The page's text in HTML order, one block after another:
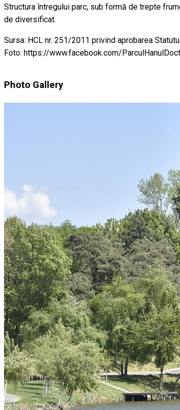
Structura întregului parc, sub formă de trepte
de diversificat.
Sursa: HCL nr. 251/2011 privind aprobarea
Foto: https://www.facebook.com/
Photo Gallery